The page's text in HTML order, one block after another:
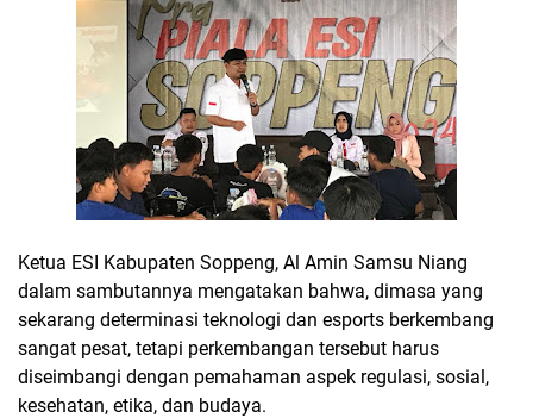
Ketua ESI Kabupaten Soppeng, Al Amin Samsu Niang
dalam sambutannya mengatakan bahwa, dimasa yang
sekarang determinasi teknologi dan esports berkembang
sangat pesat, tetapi perkembangan tersebut harus
diseimbangi dengan pemahaman aspek regulasi, sosial,
kesehatan, etika, dan budaya.